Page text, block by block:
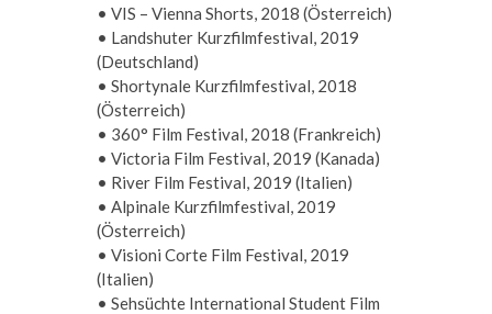
• VIS – Vienna Shorts, 2018 (Österreich)
• Landshuter Kurzfilmfestival, 2019
(Deutschland)
• Shortynale Kurzfilmfestival, 2018
(Österreich)
• 360° Film Festival, 2018 (Frankreich)
• Victoria Film Festival, 2019 (Kanada)
• River Film Festival, 2019 (Italien)
• Alpinale Kurzfilmfestival, 2019
(Österreich)
• Visioni Corte Film Festival, 2019
(Italien)
• Sehsüchte International Student Film